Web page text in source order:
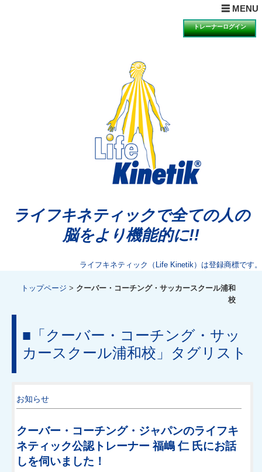
トレーナーログイン
ライフキネティックで全ての人の
脳をより機能的に!!
ライフキネティック（Life Kinetik）は登録商標です。
☰ MENU
× MENUを閉じる
理論とは
ライフキネティックQ&A
期待できる効果
科学的検証の一例
講習会の受講について
講習会のお知らせと申込
動画視聴による説明・体験のお知らせと申込
体験会のお知らせと申込
公認トレーナー紹介
ライセンス再取得希望者へ
トップページ > クーバー・コーチング・サッカースクール浦和
校
■ 「クーバー・コーチング・サッ
カースクール浦和校」タグリスト
お知らせ
クーバー・コーチング・ジャパンのライフキ
ネティック公認トレーナー 福嶋 仁 氏にお話
しを伺いました！